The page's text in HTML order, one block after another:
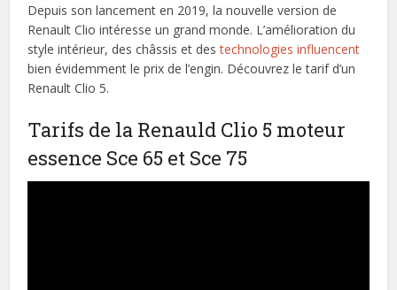
Depuis son lancement en 2019, la nouvelle version de
Renault Clio intéresse un grand monde. L’amélioration du
style intérieur, des châssis et destechnologies influencent
bien évidemment le prix de l’engin. Découvrez le tarif d’un
Renault Clio 5.
Tarifs de la Renauld Clio 5 moteur
essence Sce 65 et Sce 75